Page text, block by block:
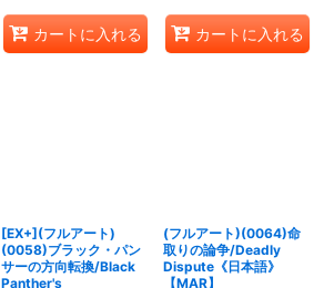
カートに入れる カートに入れる
[EX+](フルアート)
(0058)ブラック・パン
サーの方向転換/Black
Panther's
(フルアート)(0064)命
取りの論争/Deadly
Dispute《日本語》
【MAR】